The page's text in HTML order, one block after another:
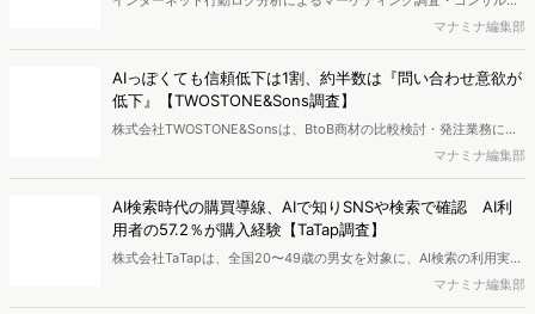
ィングサービスを提供する株式会社ヴァリューズは、国内最大規模
250万人のWeb行動ログデータを基盤としたマーケティングリサーチ
エンジン「Dockpit（ドックピット）」の新機能として、AIが市場分
析から仮説構築、レポート作成までを自律的にサポートする
「Dockpit AIエージェント」の提供を開始いたしました。
マナミナ編集部
AIっぽくても信頼低下は1割、約半数は『問い合わせ意欲が
低下』【TWOSTONE&Sons調査】
株式会社TWOSTONE&Sonsは、BtoB商材の比較検討・発注業務に携
わる担当者を対象に、コンテンツのAIっぽさに関する意識調査を実施
し、結果を公開しました。
マナミナ編集部
AI検索時代の購買導線、AIで知りSNSや検索で確認 AI利
用者の57.2％が購入経験【TaTap調査】
株式会社TaTapは、全国20〜49歳の男女を対象に、AI検索の利用実態
と、AIで知った商品をどこで確かめているかを調査し、結果を公開し
ました。
マナミナ編集部